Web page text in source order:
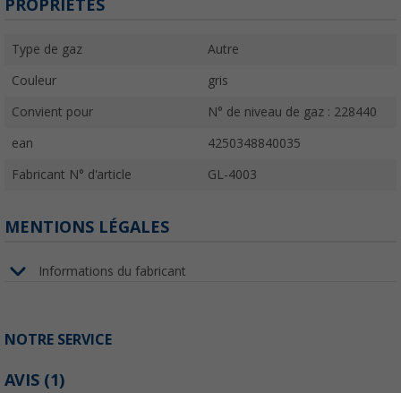
PROPRIÉTÉS
Type de gaz Autre
Couleur gris
Convient pour N° de niveau de gaz : 228440
ean 4250348840035
Fabricant N° d'article GL-4003
MENTIONS LÉGALES
Informations du fabricant
NOTRE SERVICE
AVIS (1)